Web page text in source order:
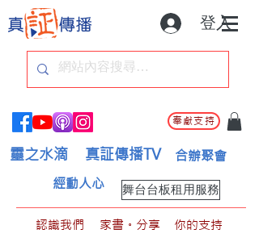
登入
奉獻支持
靈之水滴 真証傳播TV 合辦聚會
舞台台板租用服務
經動人心
認識我們 家書。分享
你的支持